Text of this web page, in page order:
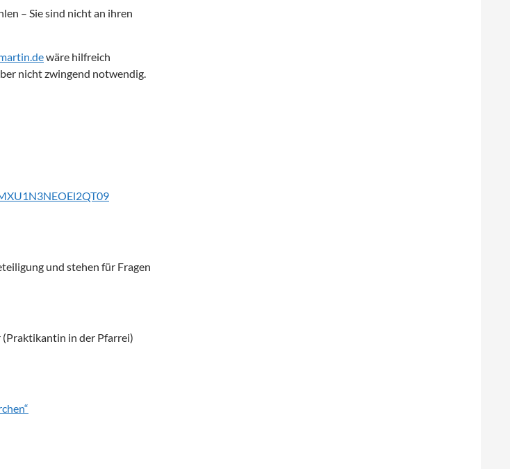
– Sie sind nicht an ihren
wäre hilfreich
nicht zwingend notwendig.
und stehen für Fragen
in der Pfarrei)